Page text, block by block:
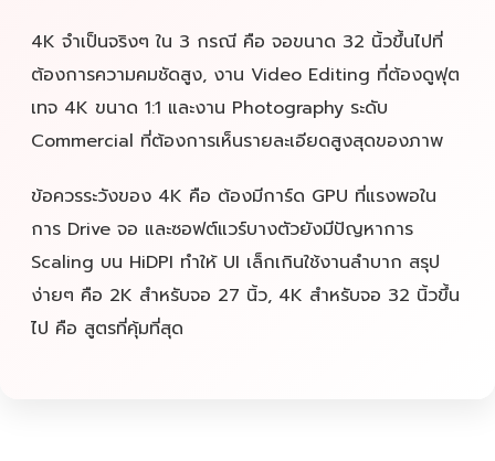
4K จำเป็นจริงๆ ใน 3 กรณี คือ จอขนาด 32 นิ้วขึ้นไปที่
ต้องการความคมชัดสูง, งาน Video Editing ที่ต้องดูฟุต
เทจ 4K ขนาด 1:1 และงาน Photography ระดับ
Commercial ที่ต้องการเห็นรายละเอียดสูงสุดของภาพ
ข้อควรระวังของ 4K คือ ต้องมีการ์ด GPU ที่แรงพอใน
การ Drive จอ และซอฟต์แวร์บางตัวยังมีปัญหาการ
Scaling บน HiDPI ทำให้ UI เล็กเกินใช้งานลำบาก สรุป
ง่ายๆ คือ 2K สำหรับจอ 27 นิ้ว, 4K สำหรับจอ 32 นิ้วขึ้น
ไป คือ สูตรที่คุ้มที่สุด